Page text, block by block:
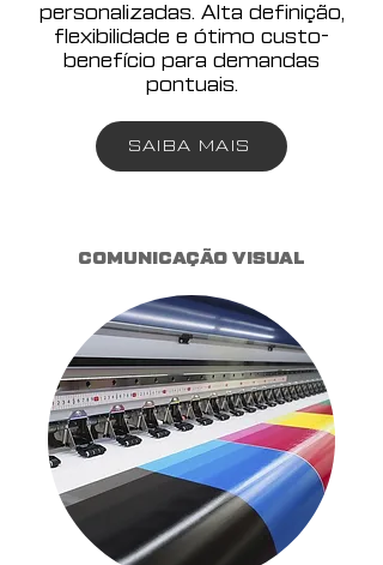
personalizadas. Alta definição,
flexibilidade e ótimo custo-
benefício para demandas
pontuais.
SAIBA MAIS
COMUNICAÇÃO VISUAL